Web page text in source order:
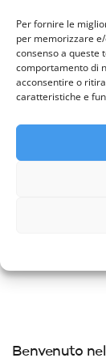
Per fornire le
per memorizzare
consenso a queste
comportamento di
acconsentire o
caratteristiche e
Che tipo di
Benvenuto